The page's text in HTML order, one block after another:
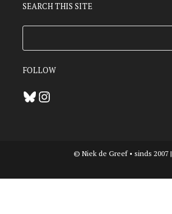
SEARCH THIS SITE
FOLLOW
BlueskyInstagram
© Niek de Greef • sinds 2007 |